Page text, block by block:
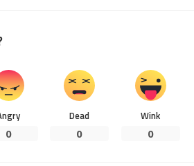
0
Dead
0
Wink
0